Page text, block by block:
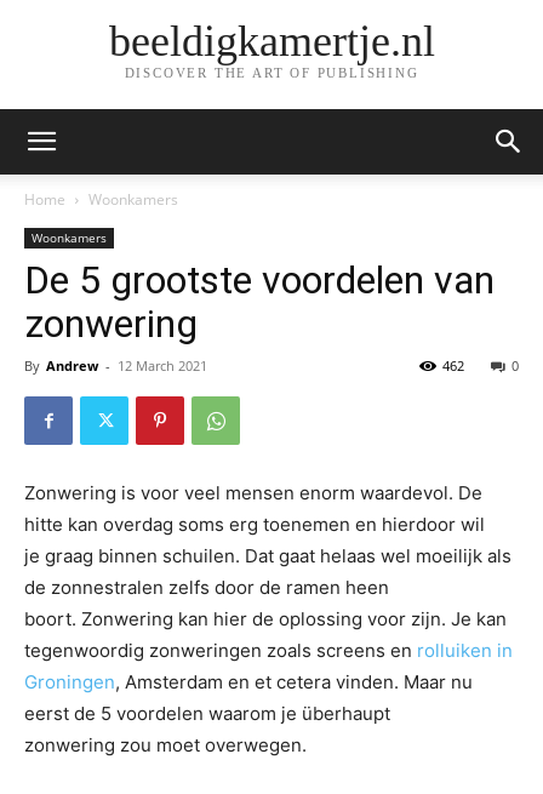
beeldigkamertje.nl
DISCOVER THE ART OF PUBLISHING
Home Woonkamers
Woonkamers
De 5 grootste voordelen van
zonwering
By Andrew - 12 March 2021 0
462
Zonwering is voor veel mensen enorm waardevol. De
hitte kan overdag soms erg toenemen en hierdoor wil
je graag binnen schuilen. Dat gaat helaas wel moeilijk als
de zonnestralen zelfs door de ramen heen
boort. Zonwering kan hier de oplossing voor zijn. Je kan
tegenwoordig zonweringen zoals screens en rolluiken in
Groningen, Amsterdam en et cetera vinden. Maar nu
eerst de 5 voordelen waarom je überhaupt
zonwering zou moet overwegen.